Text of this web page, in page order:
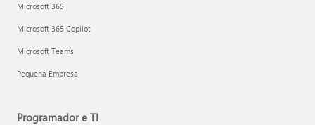
Microsoft 365
Microsoft 365 Copilot
Microsoft Teams
Pequena Empresa
Programador e TI